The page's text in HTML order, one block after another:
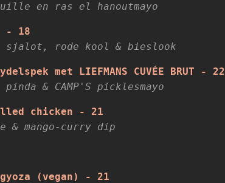
en ras el hanoutmayo
- 18
sjalot, rode kool & bieslook
met LIEFMANS CUVÉE BRUT - 22
pinda & CAMP'S picklesmayo
chicken - 21
& mango-curry dip
gyoza (vegan) - 21